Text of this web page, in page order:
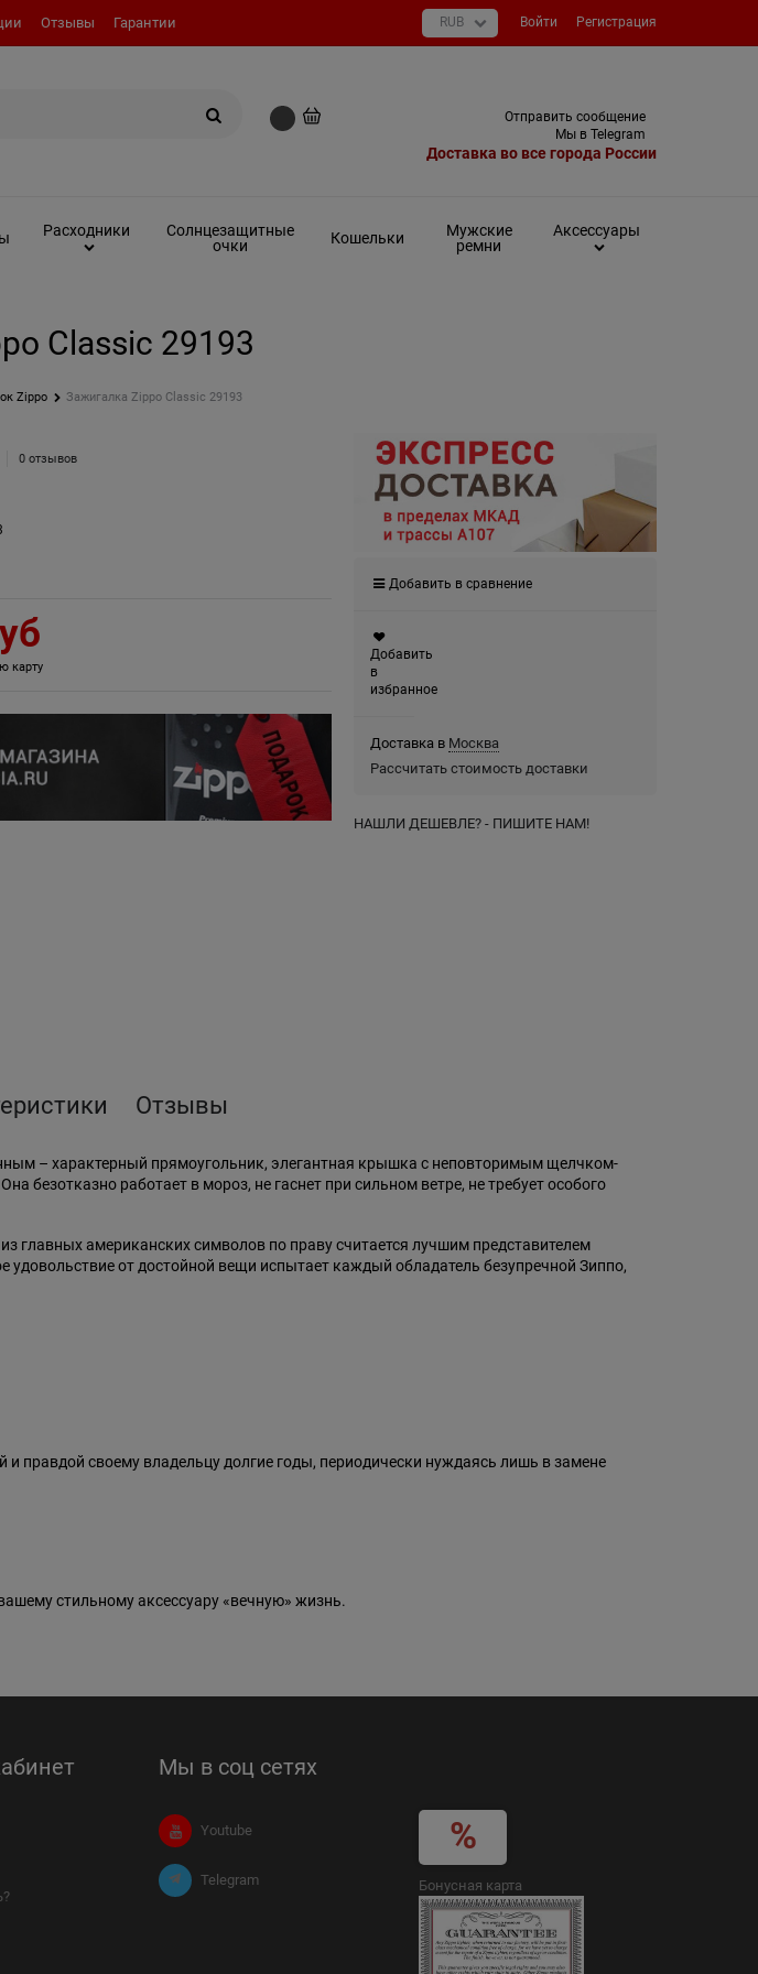
Отзывы Гарантии Войти Регистрация
Отправить сообщение
Мы в Telegram
Доставка во все города России
Расходники
Солнцезащитные
очки
Кошельки
Мужские
ремни
Аксессуары
Classic 29193
Zippo Зажигалка Zippo Classic 29193
0 отзывов
карту
Добавить в сравнение
Добавить
в
избранное
Доставка в Москва
Рассчитать стоимость доставки
НАШЛИ ДЕШЕВЛЕ? - ПИШИТЕ НАМ!
Отзывы
– характерный прямоугольник, элегантная крышка с неповторимым щелчком-
работает в мороз, не гаснет при сильном ветре, не требует особого
главных американских символов по праву считается лучшим представителем
удовольствие от достойной вещи испытает каждый обладатель безупречной Зиппо,
правдой своему владельцу долгие годы, периодически нуждаясь лишь в замене
стильному аксессуару «вечную» жизнь.
Мы в соц сетях
Youtube
Telegram Бонусная карта